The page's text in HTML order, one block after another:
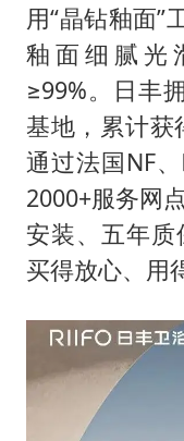
用“晶钻釉面”
釉面细腻光
≥99%。日丰
基地，累计获
通过法国NF
2000+服务网
安装、五年质
买得放心、用